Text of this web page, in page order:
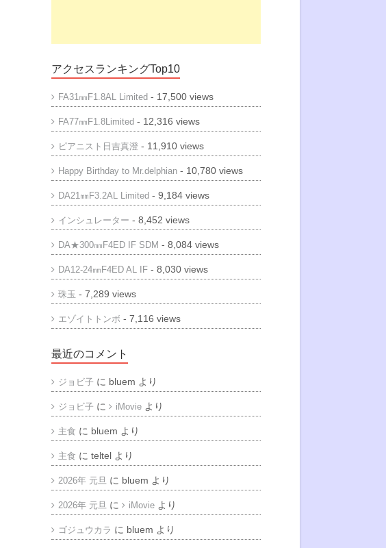
アクセスランキングTop10
FA31㎜F1.8AL Limited - 17,500 views
FA77㎜F1.8Limited - 12,316 views
ピアニスト日吉真澄 - 11,910 views
Happy Birthday to Mr.delphian - 10,780 views
DA21㎜F3.2AL Limited - 9,184 views
インシュレーター - 8,452 views
DA★300㎜F4ED IF SDM - 8,084 views
DA12-24㎜F4ED AL IF - 8,030 views
珠玉 - 7,289 views
エゾイトトンボ - 7,116 views
最近のコメント
ジョビ子 に bluem より
ジョビ子 に iMovie より
主食 に bluem より
主食 にteltel より
2026年 元旦 に bluem より
2026年 元旦 に iMovie より
ゴジュウカラ に bluem より